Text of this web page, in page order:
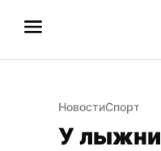
НовостиСпорт
У